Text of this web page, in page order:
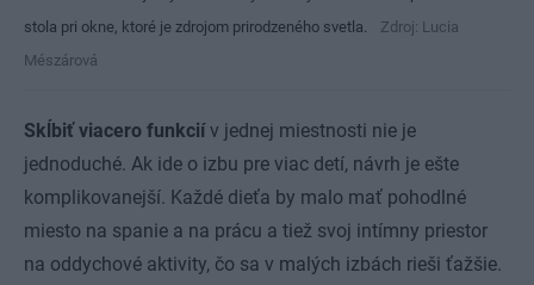
stola pri okne, ktoré je zdrojom prirodzeného svetla.
Zdroj: Lucia
Mészárová
Skĺbiť viacero funkciív jednej miestnosti nie je
jednoduché. Ak ide o izbu pre viac detí, návrh je ešte
komplikovanejší. Každé dieťa by malo mať pohodlné
miesto na spanie a na prácu a tiež svoj intímny priestor
na oddychové aktivity, čo sa v malých izbách rieši ťažšie.